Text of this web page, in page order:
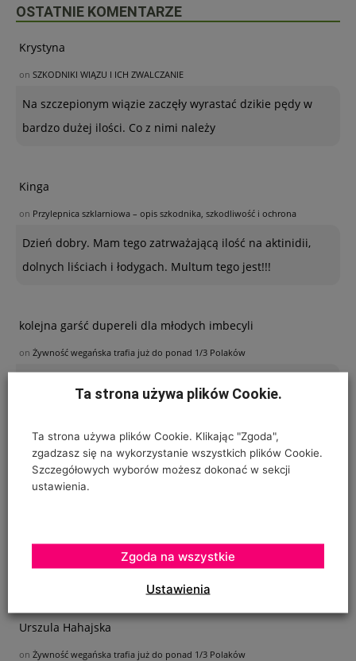
OSTATNIE KOMENTARZE
Krystyna
on SZKODNIKI WIĄZU I ICH ZWALCZANIE
Na szczepionym wiązie zaczęły wyrastać dzikie pędy w
bardzo dużej ilości. Co z nimi należy
Kinga
on Przylepnica szklarniowa – opis szkodnika, szkodliwość i ochrona
Dzień dobry. Mam tego zatrważającą ilość na aktinidii,
dolnych liściach i łodygach. Multum tego jest!!!
kolejna garść dupereli dla młodych imbecyli
on Żywność wegańska trafia już do ponad 1/3 Polaków
wodę z butelek, studni lub kranu? Co
Ogrodnik - amator
Jabłkowe prognozy dla Chin
polipropylenowych używanych w ubiegłym roku do
"prowadzenia" pomidorów w szklarence oraz
Urszula Hahajska
on Żywność wegańska trafia już do ponad 1/3 Polaków
Ta strona używa plików Cookie.
Ta strona używa plików Cookie. Klikając "Zgoda",
zgadzasz się na wykorzystanie wszystkich plików Cookie.
Szczegółowych wyborów możesz dokonać w sekcji
ustawienia.
Ustawienia
Zgoda na wszystkie